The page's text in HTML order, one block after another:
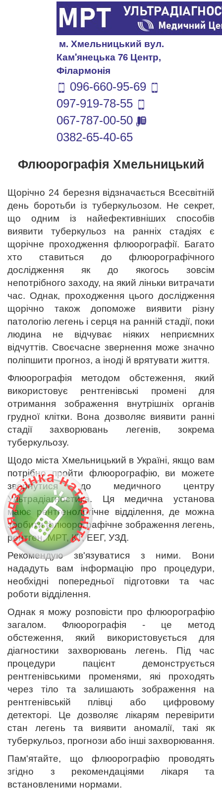
м. Хмельницький вул.
Кам'янецька 76 Центр,
Філармонія
096-660-95-69
097-919-78-55
067-787-00-50
0382-65-40-65
Флюорографія Хмельницький
Щорічно 24 березня відзначається Всесвітній
день боротьби із туберкульозом. Не секрет,
що одним із найефективніших способів
виявити туберкульоз на ранніх стадіях є
щорічне проходження флюорографії. Багато
хто ставиться до флюорографічного
дослідження як до якогось зовсім
непотрібного заходу, на який ліньки витрачати
час. Однак, проходження цього дослідження
щорічно також допоможе виявити різну
патологію легень і серця на ранній стадії, поки
людина не відчуває ніяких неприємних
відчуттів. Своєчасне звернення може значно
поліпшити прогноз, а іноді й врятувати життя.
Флюорографія методом обстеження, який
використовує рентгенівські промені для
отримання зображення внутрішніх органів
грудної клітки. Вона дозволяє виявити ранні
стадії захворювань легенів, зокрема
туберкульозу.
Щодо міста Хмельницький в Україні, якщо вам
потрібно пройти флюорографію, ви можете
звернутися до медичного центру
Ультрадіагностика. Ця медична установа
маює рентгенологічне відділення, де можна
зробити флюорографічне зображення легень,
рентген, МРТ, КТ, ЕЕГ, УЗД.
Рекомендую зв'язуватися з ними. Вони
нададуть вам інформацію про процедури,
необхідні попередньої підготовки та час
роботи відділення.
Однак я можу розповісти про флюорографію
загалом. Флюорографія - це метод
обстеження, який використовується для
діагностики захворювань легень. Під час
процедури пацієнт демонструється
рентгенівськими променями, які проходять
через тіло та залишають зображення на
рентгенівській плівці або цифровому
детекторі. Це дозволяє лікарям перевірити
стан легень та виявити аномалії, такі як
туберкульоз, прогнози або інші захворювання.
Пам'ятайте, що флюорографію проводять
згідно з рекомендаціями лікаря та
встановленими нормами.